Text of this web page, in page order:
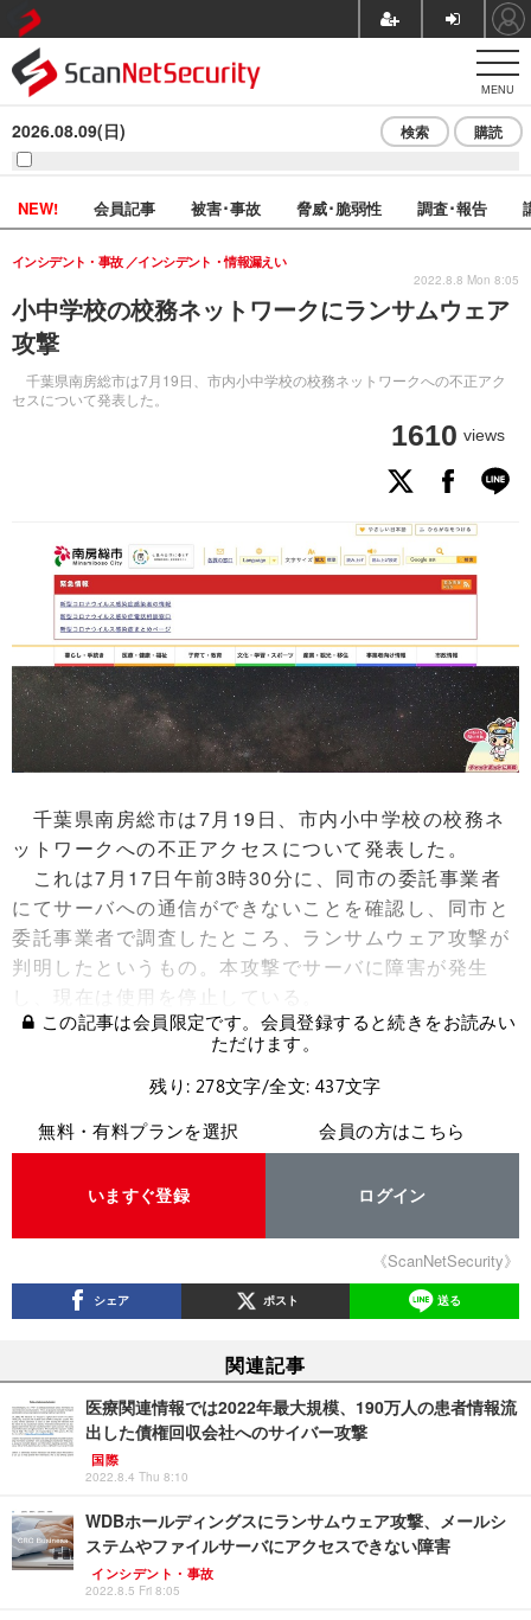
MENU
2026.08.09(日) 検索 購読
NEW! 会員記事 被害･事故 脅威･脆弱性 調査･報告
小中学校の校務ネットワークにランサムウェア
攻撃
千葉県南房総市は7月19日、市内小中学校の校務ネットワークへの不正アク
セスについて発表した。
インシデント・事故 インシデント・情報漏えい
1610 views
2022.8.8 Mon 8:05
千葉県南房総市は7月19日、市内小中学校の校務ネ
ットワークへの不正アクセスについて発表した。
これは7月17日午前3時30分に、同市の委託事業者
にてサーバへの通信ができないことを確認し、同市と
委託事業者で調査したところ、ランサムウェア攻撃が
判明したというもの。本攻撃でサーバに障害が発生
し、現在は使用を停止している。
この記事は会員限定です。会員登録すると続きをお読みい
ただけます。
残り: 278文字/全文: 437文字
無料・有料プランを選択
いますぐ登録
会員の方はこちら
ログイン
《ScanNetSecurity》
シェア ポスト 送る
関連記事
医療関連情報では2022年最大規模、190万人の患者情報流
出した債権回収会社へのサイバー攻撃
国際
2022.8.4 Thu 8:10
WDBホールディングスにランサムウェア攻撃、メールシ
ステムやファイルサーバにアクセスできない障害
インシデント・事故
2022.8.5 Fri 8:05